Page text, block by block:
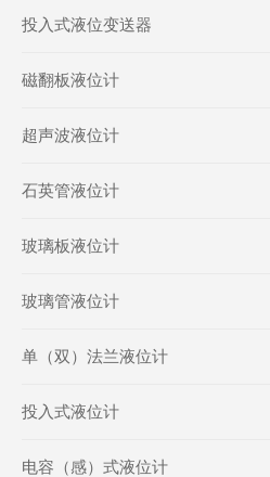
投入式液位变送器
磁翻板液位计
超声波液位计
石英管液位计
玻璃板液位计
玻璃管液位计
单（双）法兰液位计
投入式液位计
电容（感）式液位计